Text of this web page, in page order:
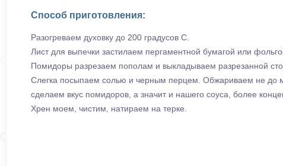
Способ приготовления:
Разогреваем духовку до 200 градусов С.
Лист для выпечки застилаем пергаментной бумагой или
Помидоры разрезаем пополам и выкладываем разрезанной
Слегка посыпаем солью и черным перцем. Обжариваем не до
сделаем вкус помидоров, а значит и нашего соуса, более
Хрен моем, чистим, натираем на терке.